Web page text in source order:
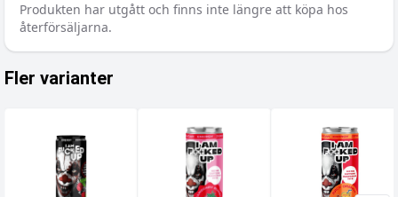
Produkten har utgått och finns inte längre att köpa hos
återförsäljarna.
Fler varianter